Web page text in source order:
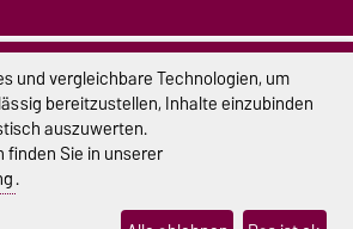
Impressum
Datenschutz
Barrierefreiheit
Cookie-Einstellungen
und vergleichbare Technologien, um
bereitzustellen, Inhalte einzubinden
auszuwerten.
Sie in unserer
.